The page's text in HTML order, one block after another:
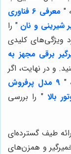
"
معرفی 6 فناوری
شیرینی و نان " را
ویژگی‌های کلیدی
برقی مجهز به
و در نهایت، اگر
"
9 مدل پرفروش
بالا " را بررسی
طیف گسترده‌ای
و همزن‌های